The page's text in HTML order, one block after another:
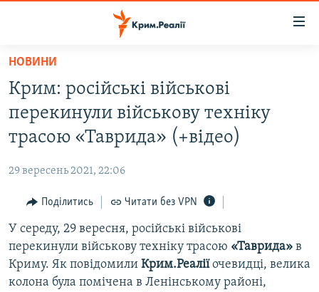
Перейти
основного
матеріалу
Перейти
до
основної
навігації
Перейти
пошуку
ВОДА.КРИМ
ВІДЕО ТА ФОТО
БЛОГИ
ПОГЛЯД
ІНТЕРВ'Ю
ВСЕ ЗА ДЕНЬ
СПЕЦПРОЕКТИ
НОВИНИ
Крим: російські військові
перекинули військову техніку
трасою «Таврида» (+відео)
29 вересень 2021, 22:06
Поділитись Читати без VPN
У середу, 29 вересня, російські військові
перекинули військову техніку трасою «Таврида» в
Криму. Як повідомили Крим.Реаліїочевидці, велика
колона була помічена в Ленінському районі,